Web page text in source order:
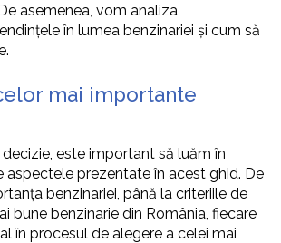
asemenea, vom analiza
în lumea benzinariei și cum să
mai importante
este important să luăm în
aspectele prezentate în acest ghid. De
benzinariei, până la criteriile de
bune benzinarie din România, fiecare
în procesul de alegere a celei mai